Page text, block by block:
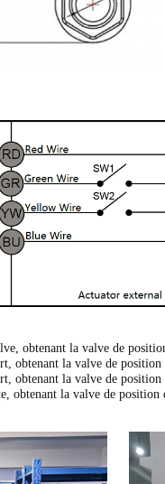
obtenant la valve de
obtenant la valve de position
obtenant la valve de position
la valve de position